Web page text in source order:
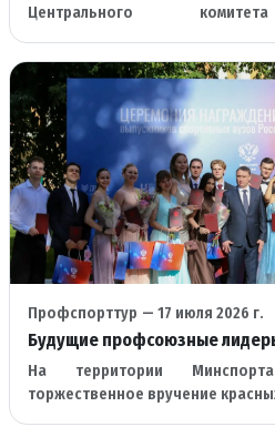
Центрального
культуры
Профспорттур — 17 июля 2026 г.
Будущие профсоюзные
На территории
торжественное вручение